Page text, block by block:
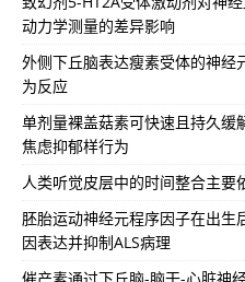
动力学测量的差异影响
外侧下丘脑表达瘦素受体的神经
为反应
单剂量裸盖菇素可快速且持久缓
焦虑抑郁样行为
人类听觉皮层中的时间整合主要
胚胎运动神经元程序因子在出生
因表达并抑制ALS病理